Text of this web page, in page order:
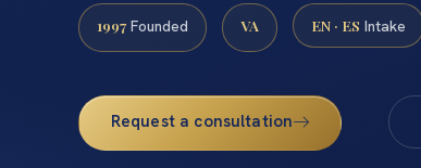
1997 Founded VA EN · ES Intake
Request a consultation